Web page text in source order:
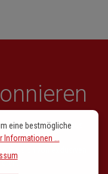
Takt voraus.
Sie sich von exklusiven
eine bestmögliche
Informationen ...